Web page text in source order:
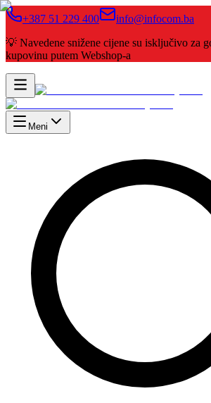
+387 51 229 400
info@infocom.ba
💡 Navedene snižene cijene su isključivo za
kupovinu putem Webshop-a
Meni